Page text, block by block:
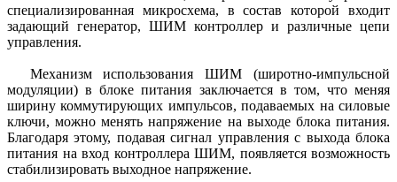
специализированная микросхема, в состав которой входит
задающий генератор, ШИМ контроллер и различные цепи
управления.
Механизм использования ШИМ (широтно-импульсной
модуляции) в блоке питания заключается в том, что меняя
ширину коммутирующих импульсов, подаваемых на силовые
ключи, можно менять напряжение на выходе блока питания.
Благодаря этому, подавая сигнал управления с выхода блока
питания на вход контроллера ШИМ, появляется возможность
стабилизировать выходное напряжение.